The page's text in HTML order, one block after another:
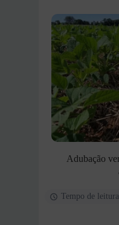
Adubação
Tempo de